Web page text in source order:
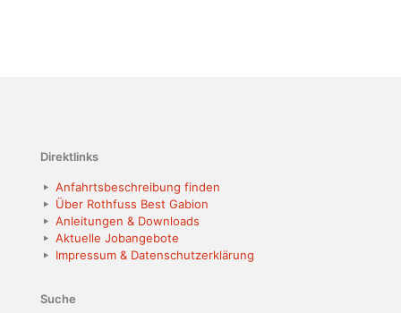
Direktlinks
Anfahrtsbeschreibung finden
Über Rothfuss Best Gabion
Anleitungen & Downloads
Aktuelle Jobangebote
Impressum & Datenschutzerklärung
Suche